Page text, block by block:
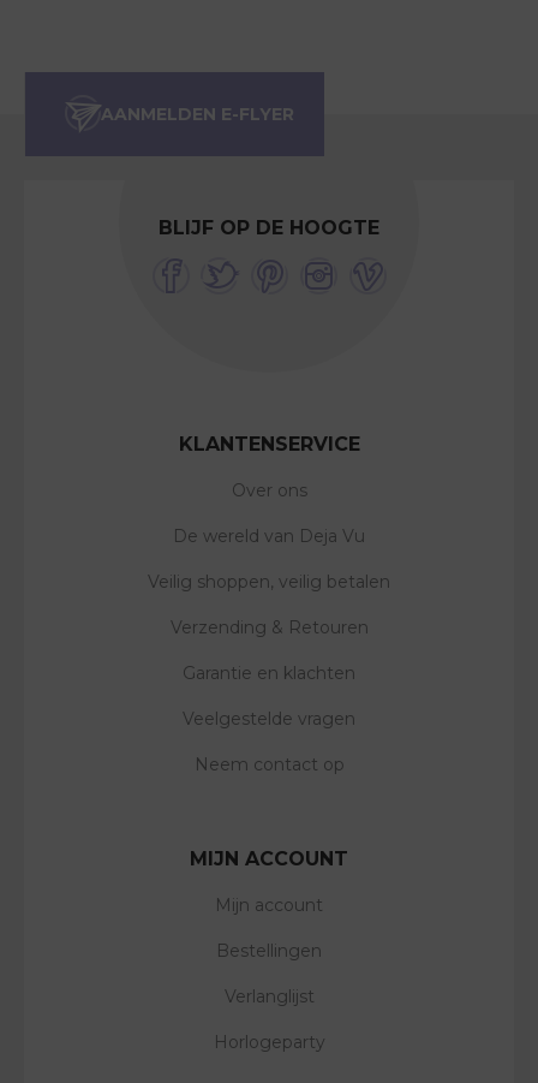
BLIJF OP DE HOOGTE
KLANTENSERVICE
Over ons
De wereld van Deja Vu
Veilig shoppen, veilig betalen
Verzending & Retouren
Garantie en klachten
Veelgestelde vragen
Neem contact op
MIJN ACCOUNT
Mijn account
Bestellingen
Verlanglijst
Horlogeparty